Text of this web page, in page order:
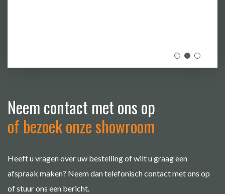
Neem contact met ons op
of bezoek onze showroom
Heeft u vragen over uw bestelling of wilt u graag een
afspraak maken? Neem dan telefonisch contact met ons op
of stuur ons een bericht.